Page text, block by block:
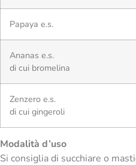
Papaya e.s.
Ananas e.s.
di cui bromelina
Zenzero e.s.
di cui gingeroli
Modalità d’uso
Si consiglia di succhiare o